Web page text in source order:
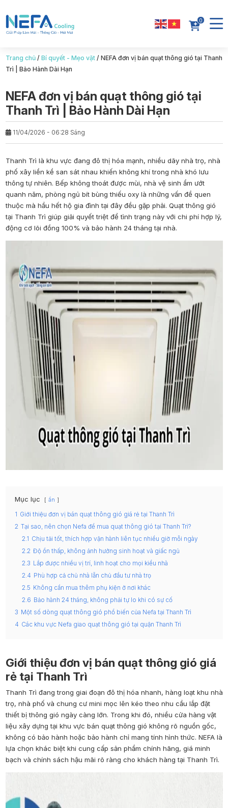
0
Trang chủ/ Bí quyết - Mẹo vặt/ NEFA đơn vị bán quạt thông gió tại Thanh
Trì | Bảo Hành Dài Hạn
NEFA đơn vị bán quạt thông gió tại
Thanh Trì | Bảo Hành Dài Hạn
11/04/2026 - 06:28 Sáng
Thanh Trì là khu vực đang đô thị hóa mạnh, nhiều dãy nhà trọ, nhà
phố xây liền kề san sát nhau khiến không khí trong nhà khó lưu
thông tự nhiên. Bếp không thoát được mùi, nhà vệ sinh ẩm ướt
quanh năm, phòng ngủ bít bùng thiếu oxy là những vấn đề quen
thuộc mà hầu hết hộ gia đình tại đây đều gặp phải. Quạt thông gió
tại Thanh Trì giúp giải quyết triệt để tình trạng này với chi phí hợp lý,
động cơ lõi đồng 100% và bảo hành 24 tháng tại nhà.
Mục lục ẩn
1 Giới thiệu đơn vị bán quạt thông gió giá rẻ tại Thanh Trì
2 Tại sao, nên chọn Nefa để mua quạt thông gió tại Thanh Trì?
2.1 Chịu tải tốt, thích hợp vận hành liên tục nhiều giờ mỗi ngày
2.2 Độ ồn thấp, không ảnh hưởng sinh hoạt và giấc ngủ
2.3 Lắp được nhiều vị trí, linh hoạt cho mọi kiểu nhà
2.4 Phù hợp cả chủ nhà lẫn chủ đầu tư nhà trọ
2.5 Không cần mua thêm phụ kiện ở nơi khác
2.6 Bảo hành 24 tháng, không phải tự lo khi có sự cố
3 Một số dòng quạt thông gió phổ biến của Nefa tại Thanh Trì
4 Các khu vực Nefa giao quạt thông gió tại quận Thanh Trì
Giới thiệu đơn vị bán quạt thông gió giá
rẻ tại Thanh Trì
Thanh Trì đang trong giai đoạn đô thị hóa nhanh, hàng loạt khu nhà
trọ, nhà phố và chung cư mini mọc lên kéo theo nhu cầu lắp đặt
thiết bị thông gió ngày càng lớn. Trong khi đó, nhiều cửa hàng vật
liệu xây dựng tại khu vực bán quạt thông gió không rõ nguồn gốc,
không có bảo hành hoặc bảo hành chỉ mang tính hình thức. NEFA là
lựa chọn khác biệt khi cung cấp sản phẩm chính hãng, giá minh
bạch và chính sách hậu mãi rõ ràng cho khách hàng tại Thanh Trì.